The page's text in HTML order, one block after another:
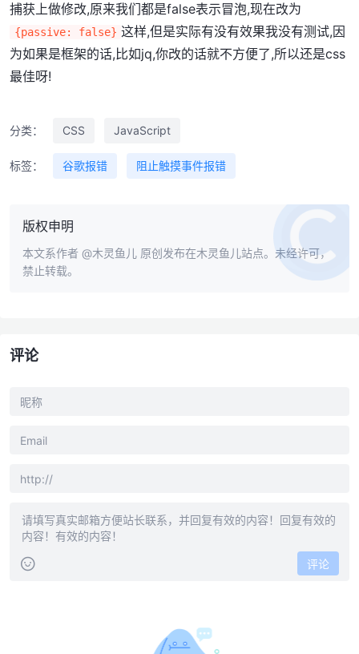
捕获上做修改,原来我们都是false表示冒泡,现在改为
{passive: false} 这样,但是实际有没有效果我没有测试,因
为如果是框架的话,比如jq,你改的话就不方便了,所以还是css
最佳呀!
分类： CSS JavaScript
标签： 谷歌报错 阻止触摸事件报错
版权申明
本文系作者 @木灵鱼儿 原创发布在木灵鱼儿站点。未经许可，
禁止转载。
评论
评论